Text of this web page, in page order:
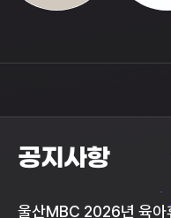
공지사항